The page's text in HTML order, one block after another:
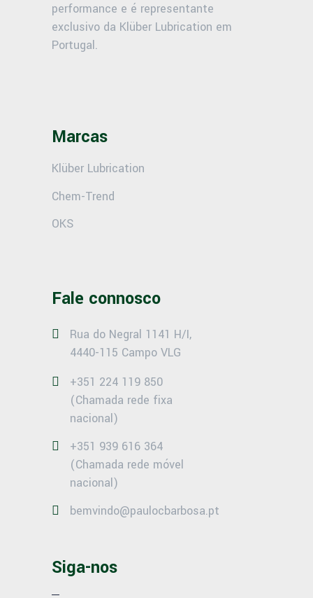
performance e é representante
exclusivo da Klüber Lubrication em
Portugal.
Marcas
Klüber Lubrication
Chem-Trend
OKS
Fale connosco
Rua do Negral 1141 H/I,
4440-115 Campo VLG
+351 224 119 850
(Chamada rede fixa
nacional)
+351 939 616 364
(Chamada rede móvel
nacional)
bemvindo@paulocbarbosa.pt
Siga-nos